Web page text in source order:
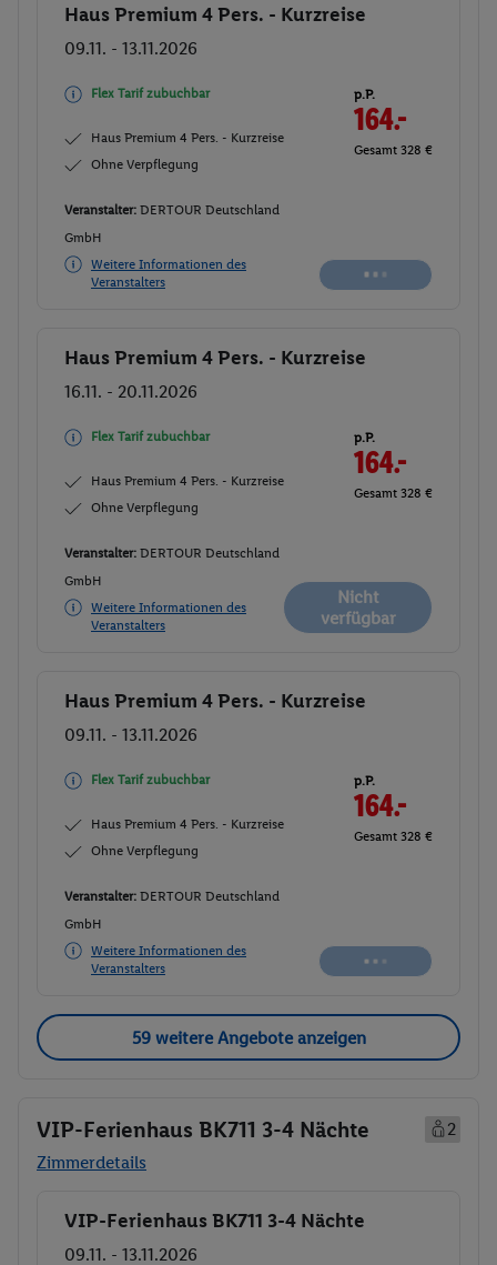
Buchen
Haus Premium 4 Pers. - Kurzreise
09.11. - 13.11.2026
Flex Tarif zubuchbar
Haus Premium 4 Pers. - Kurzreise
Ohne Verpflegung
p.P.
164.-
Gesamt 328 €
Veranstalter: DERTOUR Deutschland
GmbH
Weitere Informationen des
Veranstalters
verfügbar
Buchen
Haus Premium 4 Pers. - Kurzreise
16.11. - 20.11.2026
Flex Tarif zubuchbar
Haus Premium 4 Pers. - Kurzreise
Ohne Verpflegung
p.P.
164.-
Gesamt 328 €
Veranstalter: DERTOUR Deutschland
GmbH
Weitere Informationen des
Veranstalters
Nicht
verfügbar
Buchen
Haus Premium 4 Pers. - Kurzreise
09.11. - 13.11.2026
Flex Tarif zubuchbar
Haus Premium 4 Pers. - Kurzreise
Ohne Verpflegung
p.P.
164.-
Gesamt 328 €
Veranstalter: DERTOUR Deutschland
GmbH
Weitere Informationen des
Veranstalters
verfügbar
59 weitere Angebote anzeigen
VIP-Ferienhaus BK711 3-4 Nächte
2
Zimmerdetails
Buchen
VIP-Ferienhaus BK711 3-4 Nächte
09.11. - 13.11.2026